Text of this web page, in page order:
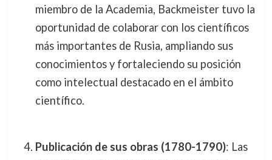
miembro de la Academia, Backmeister tuvo la
oportunidad de colaborar con los científicos
más importantes de Rusia, ampliando sus
conocimientos y fortaleciendo su posición
como intelectual destacado en el ámbito
científico.
Publicación de sus obras (1780-1790): Las